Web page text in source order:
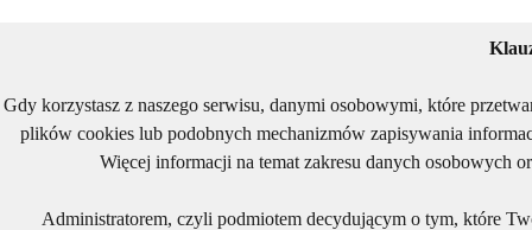
Gdy korzystasz z naszego serwisu, danymi osobowymi, które
plików cookies lub podobnych mechanizmów zapisywania
Więcej informacji na temat zakresu danych osobowych
Administratorem, czyli podmiotem decydującym o tym, które